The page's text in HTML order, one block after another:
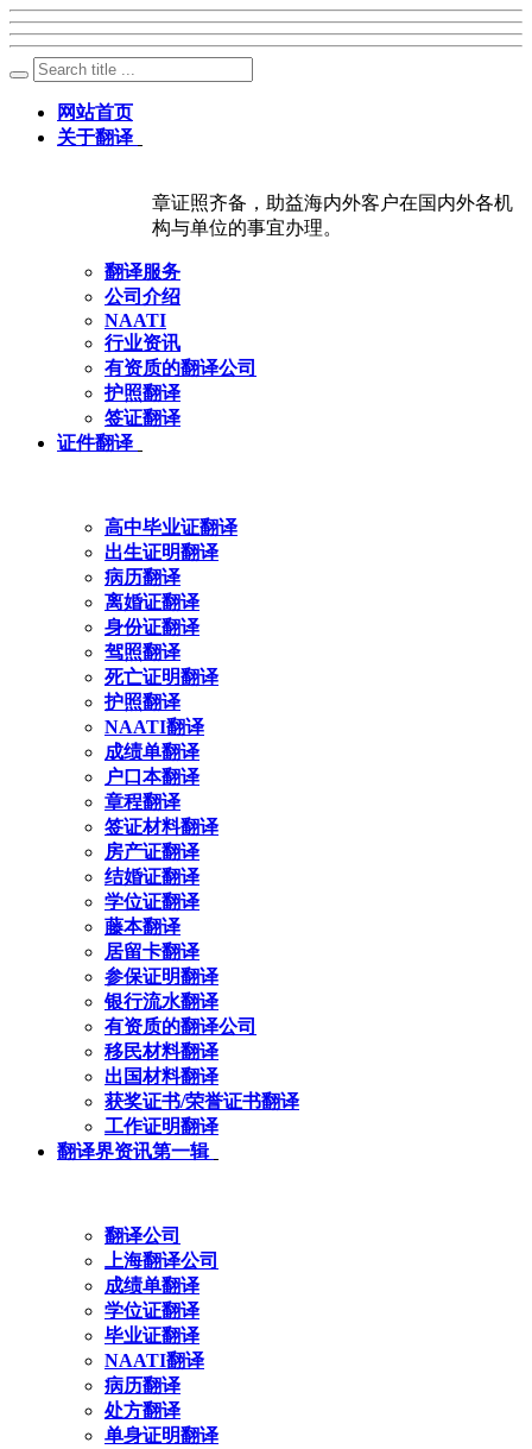
网站首页
关于翻译
章证照齐备，助益海内外客户在国内外各机
构与单位的事宜办理。
翻译服务
公司介绍
NAATI
行业资讯
有资质的翻译公司
护照翻译
签证翻译
证件翻译
高中毕业证翻译
出生证明翻译
病历翻译
离婚证翻译
身份证翻译
驾照翻译
死亡证明翻译
护照翻译
NAATI翻译
成绩单翻译
户口本翻译
章程翻译
签证材料翻译
房产证翻译
结婚证翻译
学位证翻译
藤本翻译
居留卡翻译
参保证明翻译
银行流水翻译
有资质的翻译公司
移民材料翻译
出国材料翻译
获奖证书/荣誉证书翻译
工作证明翻译
翻译界资讯第一辑
翻译公司
上海翻译公司
成绩单翻译
学位证翻译
毕业证翻译
NAATI翻译
病历翻译
处方翻译
单身证明翻译